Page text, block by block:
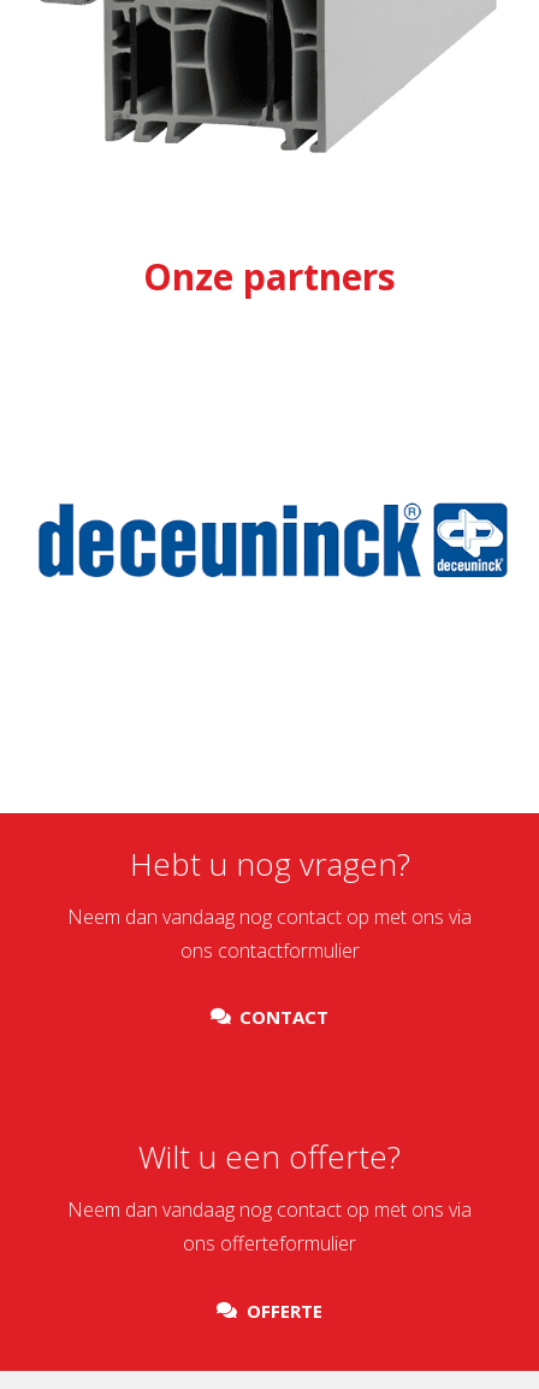
Onze partners
Deceuninck
Hebt u nog vragen?
Neem dan vandaag nog contact op met ons via
ons contactformulier
CONTACT
Wilt u een offerte?
Neem dan vandaag nog contact op met ons via
ons offerteformulier
OFFERTE